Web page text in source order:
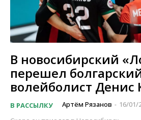
В новосибирский
перешел
волейболист Денис
В РАССЫЛКУ Артём Рязанов - 16/01/